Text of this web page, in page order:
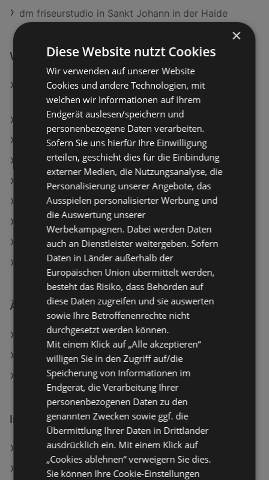
dm friseurstudio in Sankt Johann in der Haide
Weiterführende Links
essence Concealer Hydrating Longwear Silky Blur
CATRICE Nagelöl Glam in Gold
Oral-B Aufsteckbürsten Pro Cross Action schwarz
dm Angebote
Müller Angebote
Aktuelle BIPA Flugblätter
Aktuelle Müller Flugblätter
Aktuelle dm Flugblätter
dm friseurstudio Filialen in Bregenz
Ähnliche Händler
BIPA Angebote
dm Angebote
Müller Angebote
Interessantes auf wogibtswas.at
Elk Island Angebote
Fussl Modestraße in Fürstenfeld
×
Diese Website nutzt Cookies
Wir verwenden auf unserer Website
Cookies und andere Technologien, mit
welchen wir Informationen auf Ihrem
Endgerät auslesen/speichern und
personenbezogene Daten verarbeiten.
Sofern Sie uns hierfür Ihre Einwilligung
erteilen, geschieht dies für die Einbindung
externer Medien, die Nutzungsanalyse, die
Personalisierung unserer Angebote, das
Ausspielen personalisierter Werbung und
die Auswertung unserer
Werbekampagnen. Dabei werden Daten
auch an Dienstleister weitergeben. Sofern
Daten in Länder außerhalb der
Europäischen Union übermittelt werden,
besteht das Risiko, dass Behörden auf
diese Daten zugreifen und sie auswerten
sowie Ihre Betroffenenrechte nicht
durchgesetzt werden können.
Mit einem Klick auf „Alle akzeptieren“
willigen Sie in den Zugriff auf/die
Speicherung von Informationen im
Endgerät, die Verarbeitung Ihrer
personenbezogenen Daten zu den
genannten Zwecken sowie ggf. die
Übermittlung Ihrer Daten in Drittländer
ausdrücklich ein. Mit einem Klick auf
„Cookies ablehnen“ verweigern Sie dies.
Sie können Ihre Cookie-Einstellungen